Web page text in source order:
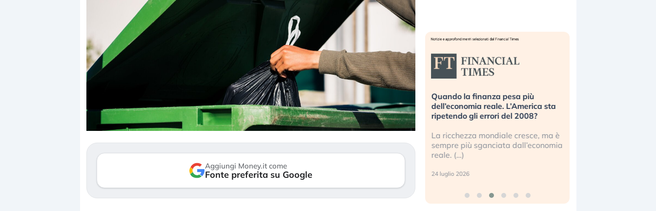
Aggiungi Money.it come
Fonte preferita su Google
Dalle valutazioni estreme alla
correzione. Cosa sta guidando il
repricing degli asset?
mostrando segni di stanchezza
verso le (…)
«La mia vita è rovinata». Investitori
in preda al panico dopo lo scoppio
della bolla AI
Kospi, mentre gli investitori retail (…)
30 luglio 2026
Quando la finanza pesa più
dell’economia reale. L’America sta
ripetendo gli errori del 2008?
La ricchezza mondiale cresce, ma è
sempre più sganciata dall’economia
reale. (…)
24 luglio 2026